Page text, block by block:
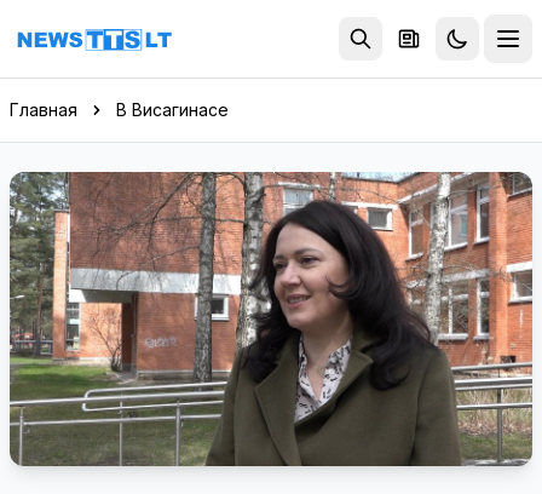
Перейти к содержимому
Главная В Висагинасе